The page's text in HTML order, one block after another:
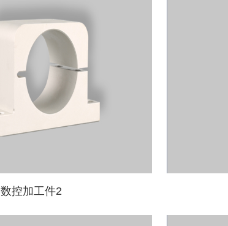
数控加工件2